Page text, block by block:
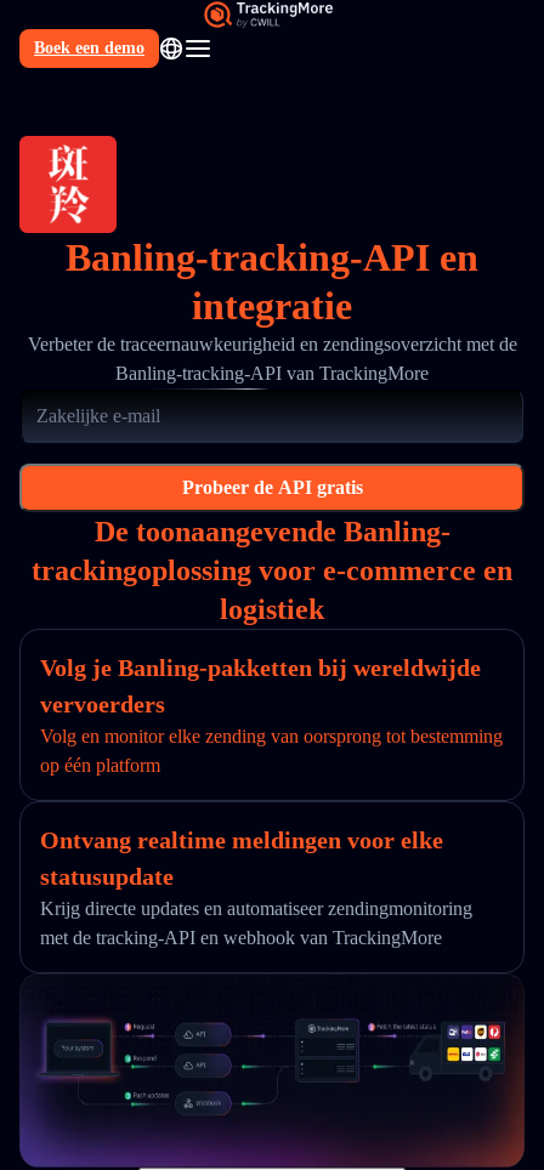
Boek een demo
Banling-tracking-API en
integratie
Verbeter de traceernauwkeurigheid en zendingsoverzicht met de
Banling-tracking-API van TrackingMore
Probeer de API gratis
De toonaangevende Banling-
trackingoplossing voor e-commerce en
logistiek
Volg je Banling-pakketten bij wereldwijde
vervoerders
Volg en monitor elke zending van oorsprong tot bestemming
op één platform
Ontvang realtime meldingen voor elke
statusupdate
Krijg directe updates en automatiseer zendingmonitoring
met de tracking-API en webhook van TrackingMore